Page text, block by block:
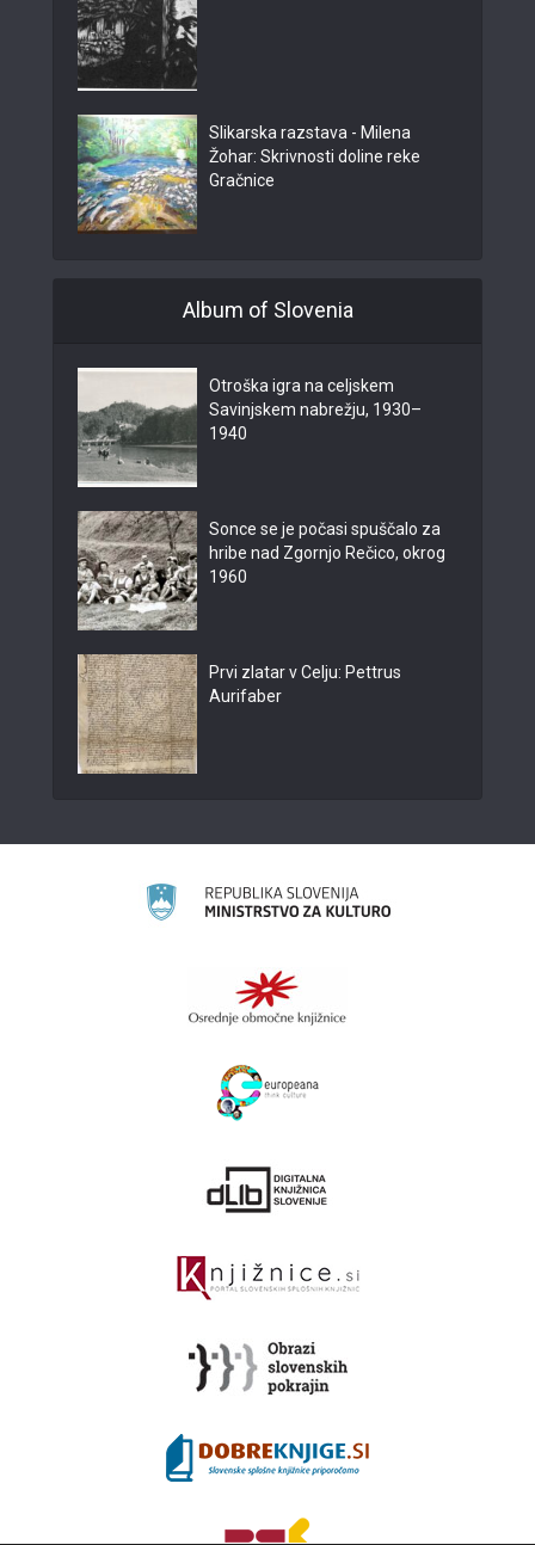
Slikarska razstava - Milena
Žohar: Skrivnosti doline reke
Gračnice
Album of Slovenia
Otroška igra na celjskem
Savinjskem nabrežju, 1930–
1940
Sonce se je počasi spuščalo za
hribe nad Zgornjo Rečico, okrog
1960
Prvi zlatar v Celju: Pettrus
Aurifaber